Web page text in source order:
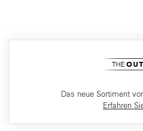
Das neue Sortiment
Erfahren